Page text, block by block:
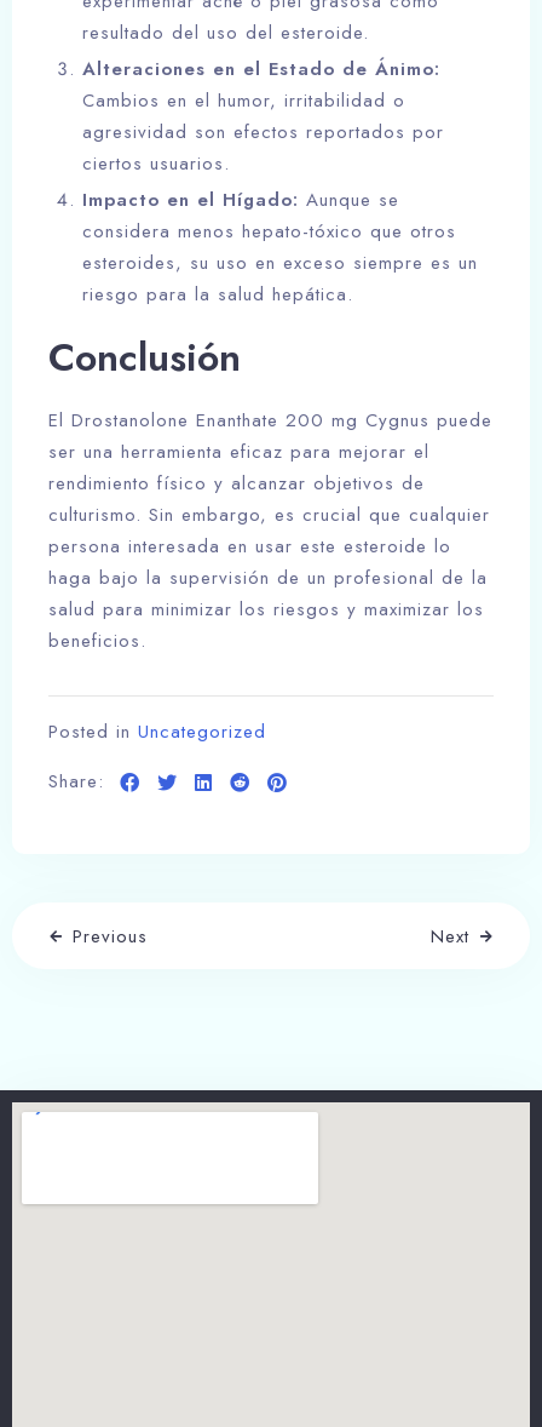
resultado del uso del esteroide.
Alteraciones en el Estado de Ánimo:
Cambios en el humor, irritabilidad o
agresividad son efectos reportados por
ciertos usuarios.
Impacto en el Hígado: Aunque se
considera menos hepato-tóxico que otros
esteroides, su uso en exceso siempre es un
riesgo para la salud hepática.
Conclusión
El Drostanolone Enanthate 200 mg Cygnus puede
ser una herramienta eficaz para mejorar el
rendimiento físico y alcanzar objetivos de
culturismo. Sin embargo, es crucial que cualquier
persona interesada en usar este esteroide lo
haga bajo la supervisión de un profesional de la
salud para minimizar los riesgos y maximizar los
beneficios.
Posted in Uncategorized
Share:
Previous Next